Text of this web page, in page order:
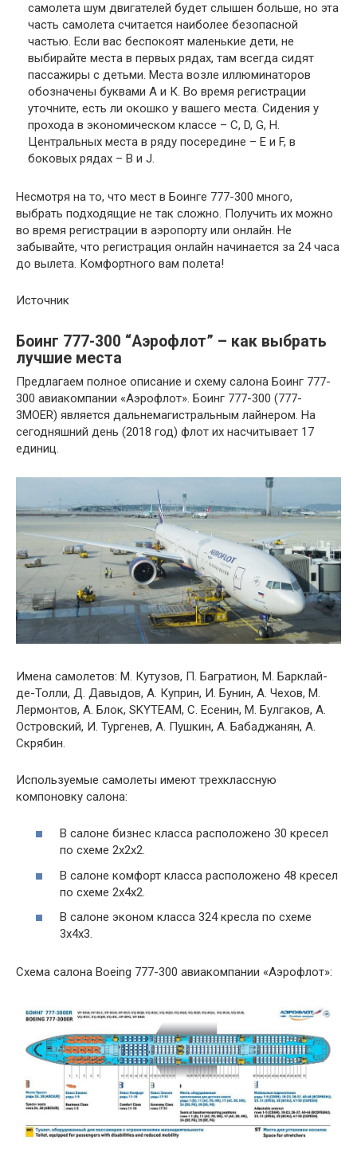
самолета шум двигателей будет слышен больше, но эта
часть самолета считается наиболее безопасной
частью. Если вас беспокоят маленькие дети, не
выбирайте места в первых рядах, там всегда сидят
пассажиры с детьми. Места возле иллюминаторов
обозначены буквами А и К. Во время регистрации
уточните, есть ли окошко у вашего места. Сидения у
прохода в экономическом классе – C, D, G, H.
Центральных места в ряду посередине – E и F, в
боковых рядах – B и J.
Несмотря на то, что мест в Боинге 777-300 много,
выбрать подходящие не так сложно. Получить их можно
во время регистрации в аэропорту или онлайн. Не
забывайте, что регистрация онлайн начинается за 24 часа
до вылета. Комфортного вам полета!
Источник
Боинг 777-300 “Аэрофлот” – как выбрать
лучшие места
Предлагаем полное описание и схему салона Боинг 777-
300 авиакомпании «Аэрофлот». Боинг 777-300 (777-
3MOER) является дальнемагистральным лайнером. На
сегодняшний день (2018 год) флот их насчитывает 17
единиц.
Имена самолетов: М. Кутузов, П. Багратион, М. Барклай-
де-Толли, Д. Давыдов, А. Куприн, И. Бунин, А. Чехов, М.
Лермонтов, А. Блок, SKYTEAM, C. Есенин, М. Булгаков, A.
Островский, И. Тургенев, А. Пушкин, А. Бабаджанян, А.
Скрябин.
Используемые самолеты имеют трехклассную
компоновку салона:
В салоне бизнес класса расположено 30 кресел
по схеме 2х2х2.
В салоне комфорт класса расположено 48 кресел
по схеме 2х4х2.
В салоне эконом класса 324 кресла по схеме
3х4х3.
Схема салона Boeing 777-300 авиакомпании «Аэрофлот»: